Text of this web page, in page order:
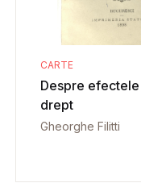
CARTE
Despre
drept
Gheorghe Filitti